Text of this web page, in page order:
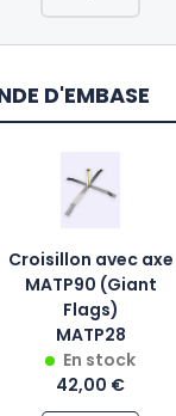
D'EMBASE
Croisillon avec axe
MATP90 (Giant
Flags)
MATP28
En stock
42,00 €